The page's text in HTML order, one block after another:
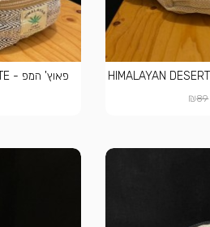
₪89
פאוץ' המפ - HIMALAYAN BLACK WHITE